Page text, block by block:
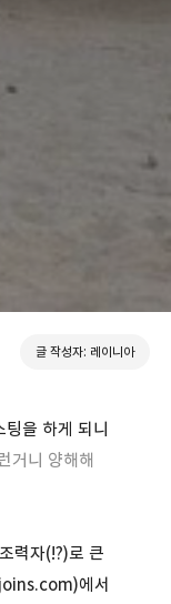
글 작성자: 레이니아
을 하게 되니
거니 양해해
력자(!?)로 큰
)에서